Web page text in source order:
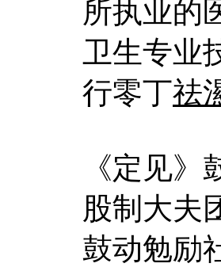
所执业的
卫生专业
行零丁祛
《定见
股制大夫
鼓动勉励